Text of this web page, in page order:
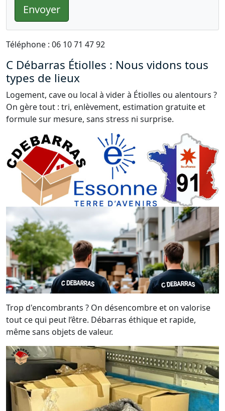
Envoyer
Téléphone : 06 10 71 47 92
C Débarras Étiolles : Nous vidons tous
types de lieux
Logement, cave ou local à vider à Étiolles ou alentours ?
On gère tout : tri, enlèvement, estimation gratuite et
formule sur mesure, sans stress ni surprise.
Trop d'encombrants ? On désencombre et on valorise
tout ce qui peut l’être. Débarras éthique et rapide,
même sans objets de valeur.